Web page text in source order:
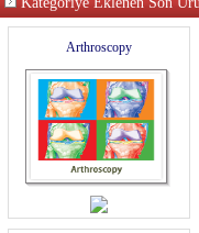
Arthroscopy